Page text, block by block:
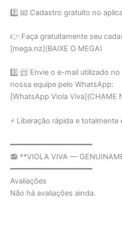
2️⃣ 📧 Cadastro gratuito no
👉 Faça gratuitamente seu
[mega.nz](BAIXE O MEGA)
3️⃣ 📨 Envie o e-mail utilizado
nossa equipe pelo WhatsApp:
[WhatsApp Viola Viva](CHAME
⚡ Liberação rápida e totalmente
━━━━━━━━━━━━━━━━━━
📻 **VIOLA VIVA —
━━━━━━━━━━━━━━━━━━
Avaliações
Não há avaliações ainda.